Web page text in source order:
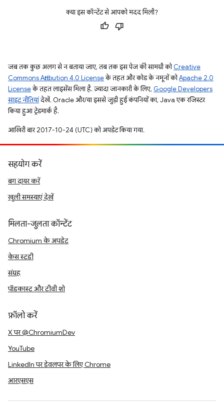
क्या इस कॉन्टेंट से आपको मदद मिली?
जब तक कुछ अलग से न बताया जाए, तब तक इस पेज की सामग्री कोCreative
Commons Attribution 4.0 Licenseके तहत और कोड के नमूनों कोApache 2.0
Licenseके तहत लाइसेंस मिला है. ज़्यादा जानकारी के लिए, Google Developers
साइट नीतियांदेखें. Oracle और/या इससे जुड़ी हुई कंपनियों का, Java एक रजिस्टर
किया हुआ ट्रेडमार्क है.
आखिरी बार 2017-10-24 (UTC) को अपडेट किया गया.
सहयोग करें
बग दायर करें
खुली समस्याएं देखें
मिलता-जुलता कॉन्टेंट
Chromium के अपडेट
केस स्टडी
संग्रह
पॉडकास्ट और टीवी शो
फ़ॉलो करें
X पर @ChromiumDev
YouTube
LinkedIn पर डेवलपर के लिए Chrome
आरएसएस